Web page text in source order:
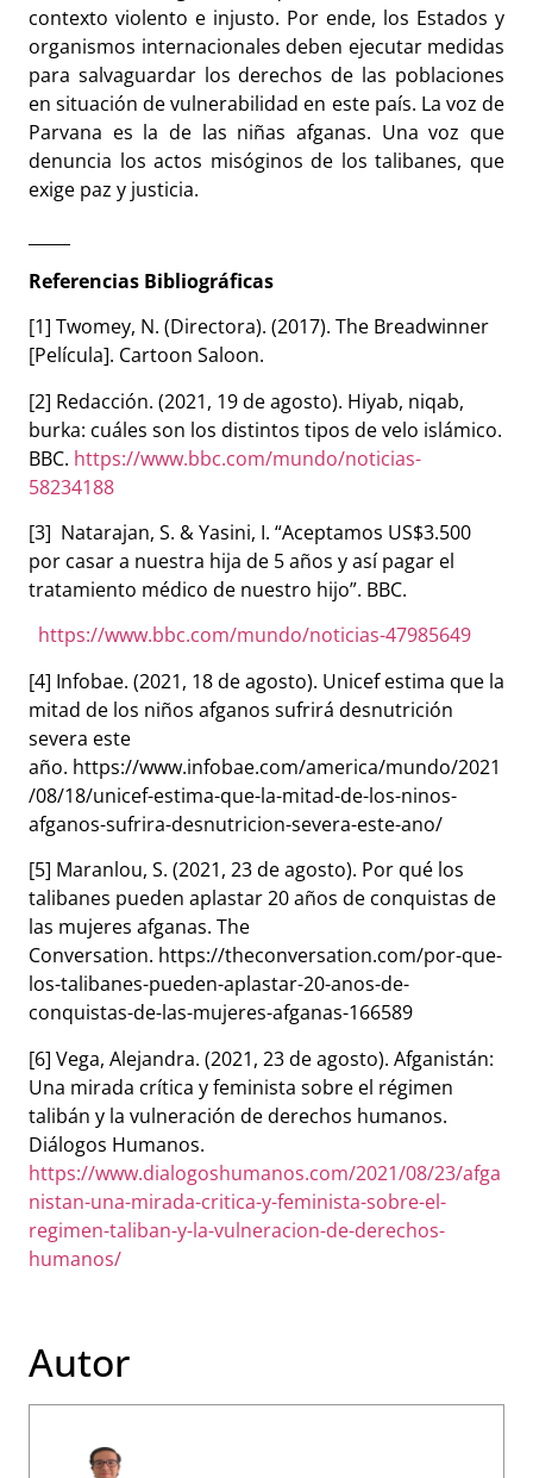
contexto violento e injusto. Por ende, los Estados y
organismos internacionales deben ejecutar medidas
para salvaguardar los derechos de las poblaciones
en situación de vulnerabilidad en este país. La voz de
Parvana es la de las niñas afganas. Una voz que
denuncia los actos misóginos de los talibanes, que
exige paz y justicia.
Referencias Bibliográficas
[1] Twomey, N. (Directora). (2017). The Breadwinner
[Película]. Cartoon Saloon.
[2] Redacción. (2021, 19 de agosto). Hiyab, niqab,
burka: cuáles son los distintos tipos de velo islámico.
BBC. https://www.bbc.com/mundo/noticias-
58234188
[3] Natarajan, S. & Yasini, I. “Aceptamos US$3.500
por casar a nuestra hija de 5 años y así pagar el
tratamiento médico de nuestro hijo”. BBC.
https://www.bbc.com/mundo/noticias-47985649
[4] Infobae. (2021, 18 de agosto). Unicef estima que la
mitad de los niños afganos sufrirá desnutrición
severa este
año. https://www.infobae.com/america/mundo/2021
/08/18/unicef-estima-que-la-mitad-de-los-ninos-
afganos-sufrira-desnutricion-severa-este-ano/
[5] Maranlou, S. (2021, 23 de agosto). Por qué los
talibanes pueden aplastar 20 años de conquistas de
las mujeres afganas. The
Conversation. https://theconversation.com/por-que-
los-talibanes-pueden-aplastar-20-anos-de-
conquistas-de-las-mujeres-afganas-166589
[6] Vega, Alejandra. (2021, 23 de agosto). Afganistán:
Una mirada crítica y feminista sobre el régimen
talibán y la vulneración de derechos humanos.
Diálogos Humanos.
https://www.dialogoshumanos.com/2021/08/23/afga
nistan-una-mirada-critica-y-feminista-sobre-el-
regimen-taliban-y-la-vulneracion-de-derechos-
humanos/
Autor